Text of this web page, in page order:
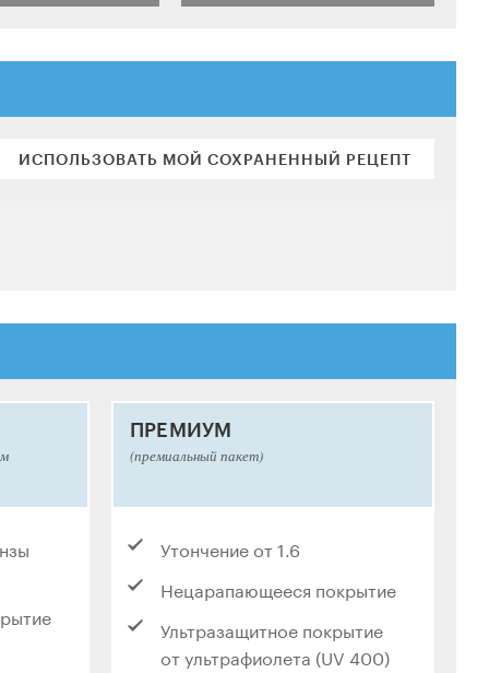
ИСПОЛЬЗОВАТЬ МОЙ СОХРАНЕННЫЙ РЕЦЕПТ
ПРЕМИУМ
(премиальный пакет)
Утончение от 1.6
Нецарапающееся покрытие
Ультразащитное покрытие
от ультрафиолета (UV 400)